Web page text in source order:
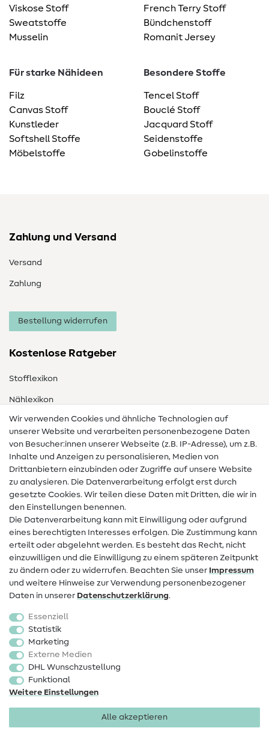
Viskose Stoff
Sweatstoffe
Musselin
French Terry Stoff
Bündchenstoff
Romanit Jersey
Für starke Nähideen
Filz
Canvas Stoff
Kunstleder
Softshell Stoffe
Möbelstoffe
Besondere Stoffe
Tencel Stoff
Bouclé Stoff
Jacquard Stoff
Seidenstoffe
Gobelinstoffe
Zahlung und Versand
Versand
Zahlung
Bestellung widerrufen
Kostenlose Ratgeber
Stofflexikon
Nählexikon
Nähanleitungen
Hilfe & Kontakt
Kontakt
Infos zum Betreiberwechsel
Widerrufsrecht
Beliebt
Stoffe
Sale
Schnittmuster
Wir verwenden Cookies und ähnliche Technologien auf
unserer Website und verarbeiten personenbezogene Daten
von Besucher:innen unserer Webseite (z.B. IP-Adresse), um z.B.
Inhalte und Anzeigen zu personalisieren, Medien von
Drittanbietern einzubinden oder Zugriffe auf unsere Website
zu analysieren. Die Datenverarbeitung erfolgt erst durch
gesetzte Cookies. Wir teilen diese Daten mit Dritten, die wir in
den Einstellungen benennen.
Die Datenverarbeitung kann mit Einwilligung oder aufgrund
eines berechtigten Interesses erfolgen. Die Zustimmung kann
erteilt oder abgelehnt werden. Es besteht das Recht, nicht
einzuwilligen und die Einwilligung zu einem späteren Zeitpunkt
zu ändern oder zu widerrufen. Beachten Sie unser Impressum
und weitere Hinweise zur Verwendung personenbezogener
Daten in unserer Daten­schutz­erklärung.
Essenziell
Statistik
Marketing
Externe Medien
DHL Wunschzustellung
Funktional
Weitere Einstellungen
Alle akzeptieren
Impressum
Datenschutz AGB